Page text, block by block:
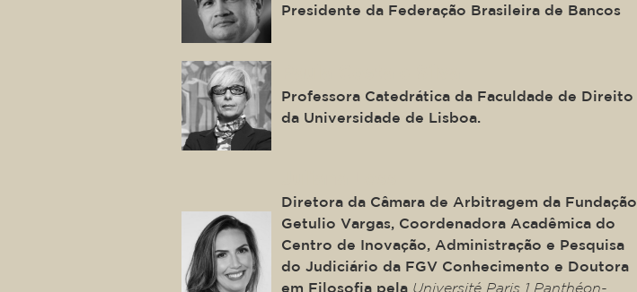
Presidente da Federação Brasileira de Bancos
Professora Catedrática da Faculdade de Direito
da Universidade de Lisboa.
Diretora da Câmara de Arbitragem da Fundação
Getulio Vargas, Coordenadora Acadêmica do
Centro de Inovação, Administração e Pesquisa
do Judiciário da FGV Conhecimento e Doutora
em Filosofia pela Université Paris 1 Panthéon-